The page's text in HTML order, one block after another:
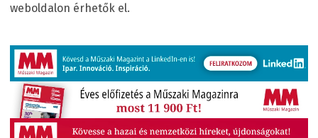
weboldalon érhetők el.